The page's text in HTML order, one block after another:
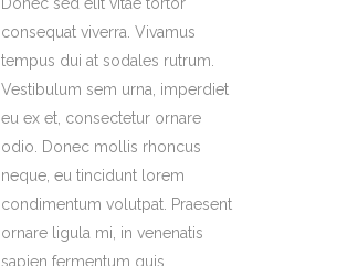
consequat viverra. Vivamus
tempus dui at sodales rutrum.
Vestibulum sem urna, imperdiet
eu ex et, consectetur ornare
odio. Donec mollis rhoncus
neque, eu tincidunt lorem
condimentum volutpat. Praesent
ornare ligula mi, in venenatis
sapien fermentum quis.